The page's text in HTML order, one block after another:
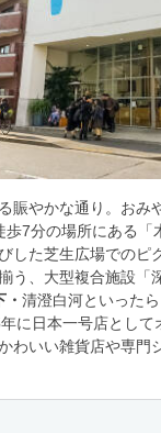
賑やかな通り。おみ
歩7分の場所にある「
した芝生広場でのピ
う、大型複合施設「
・ 清澄白河といった
に日本一号店とし
わいい雑貨店や専門